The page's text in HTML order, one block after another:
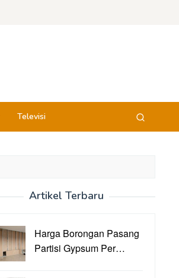
Televisi
Artikel Terbaru
Harga Borongan Pasang
Partisi Gypsum Per…